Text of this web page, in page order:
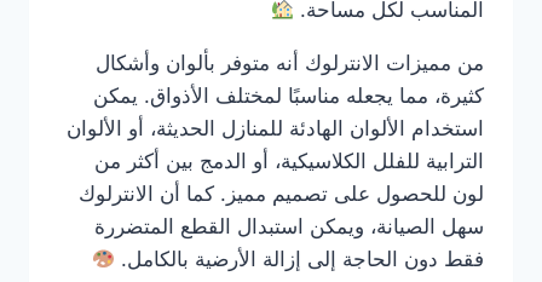
المناسب لكل مساحة.
من مميزات الانترلوك أنه متوفر بألوان وأشكال
كثيرة، مما يجعله مناسبًا لمختلف الأذواق. يمكن
استخدام الألوان الهادئة للمنازل الحديثة، أو الألوان
الترابية للفلل الكلاسيكية، أو الدمج بين أكثر من
لون للحصول على تصميم مميز. كما أن الانترلوك
سهل الصيانة، ويمكن استبدال القطع المتضررة
فقط دون الحاجة إلى إزالة الأرضية بالكامل.